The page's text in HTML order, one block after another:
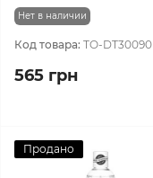
Нет в наличии
Код товара: TO-DT30090
565 грн
Продано